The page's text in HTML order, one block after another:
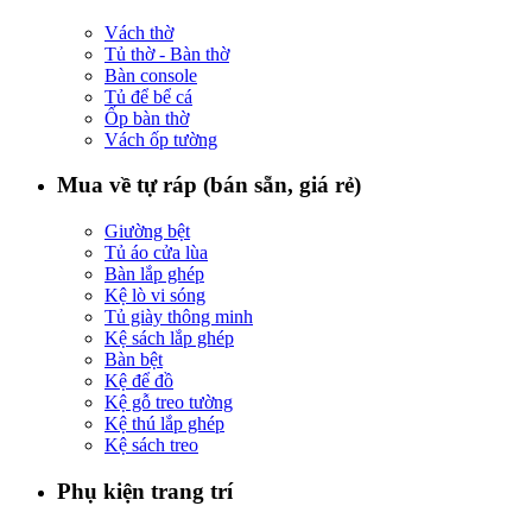
Vách thờ
Tủ thờ - Bàn thờ
Bàn console
Tủ để bể cá
Ốp bàn thờ
Vách ốp tường
Mua về tự ráp (bán sẵn, giá rẻ)
Giường bệt
Tủ áo cửa lùa
Bàn lắp ghép
Kệ lò vi sóng
Tủ giày thông minh
Kệ sách lắp ghép
Bàn bệt
Kệ để đồ
Kệ gỗ treo tường
Kệ thú lắp ghép
Kệ sách treo
Phụ kiện trang trí